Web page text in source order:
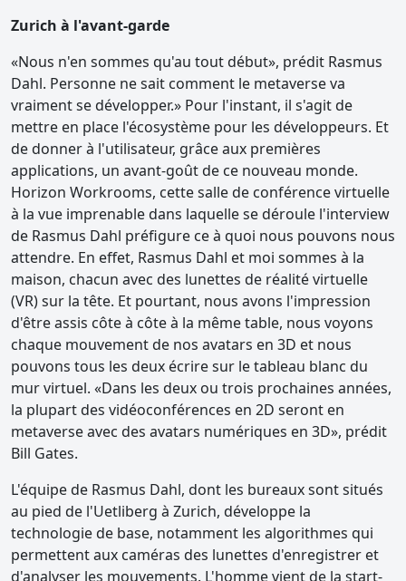
Zurich à l'avant-garde
«Nous n'en sommes qu'au tout début», prédit Rasmus
Dahl. Personne ne sait comment le metaverse va
vraiment se développer.» Pour l'instant, il s'agit de
mettre en place l'écosystème pour les développeurs. Et
de donner à l'utilisateur, grâce aux premières
applications, un avant-goût de ce nouveau monde.
Horizon Workrooms, cette salle de conférence virtuelle
à la vue imprenable dans laquelle se déroule l'interview
de Rasmus Dahl préfigure ce à quoi nous pouvons nous
attendre. En effet, Rasmus Dahl et moi sommes à la
maison, chacun avec des lunettes de réalité virtuelle
(VR) sur la tête. Et pourtant, nous avons l'impression
d'être assis côte à côte à la même table, nous voyons
chaque mouvement de nos avatars en 3D et nous
pouvons tous les deux écrire sur le tableau blanc du
mur virtuel. «Dans les deux ou trois prochaines années,
la plupart des vidéoconférences en 2D seront en
metaverse avec des avatars numériques en 3D», prédit
Bill Gates.
L'équipe de Rasmus Dahl, dont les bureaux sont situés
au pied de l'Uetliberg à Zurich, développe la
technologie de base, notamment les algorithmes qui
permettent aux caméras des lunettes d'enregistrer et
d'analyser les mouvements. L'homme vient de la start-